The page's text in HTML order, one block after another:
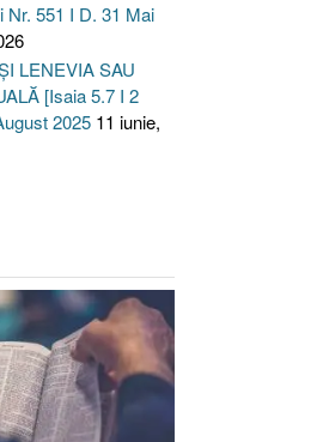
Nr. 551 I D. 31 Mai
LENEVIA SAU
[Isaia 5.7 I 2
2025 11 iunie,